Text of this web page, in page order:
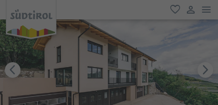
favoriti
user link